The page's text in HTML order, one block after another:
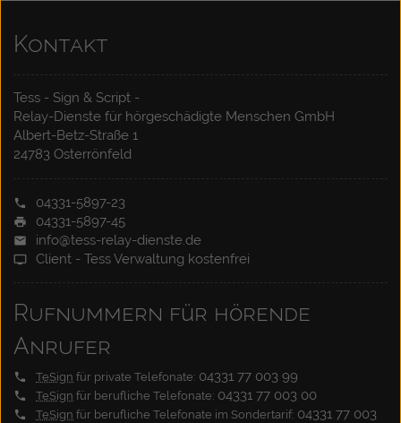
Kontakt
Tess - Sign & Script -
Relay-Dienste für hörgeschädigte Menschen GmbH
Albert-Betz-Straße 1
24783 Osterrönfeld
04331-5897-23
04331-5897-45
info@tess-relay-dienste.de
Client - Tess Verwaltung kostenfrei
Rufnummern für hörende
Anrufer
TeSign für private Telefonate: 04331 77 003 99
TeSign für berufliche Telefonate: 04331 77 003 00
TeSign für berufliche Telefonate im Sondertarif: 04331 77 003